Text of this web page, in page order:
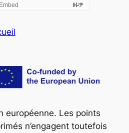
européenne. Les points
n’engagent toutefois